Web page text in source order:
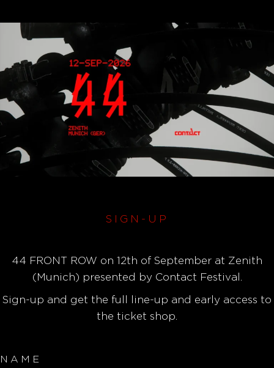
SIGN-UP
44 FRONT ROW on 12th of September at Zenith
(Munich) presented by Contact Festival.
Sign-up and get the full line-up and early access to
the ticket shop.
NAME